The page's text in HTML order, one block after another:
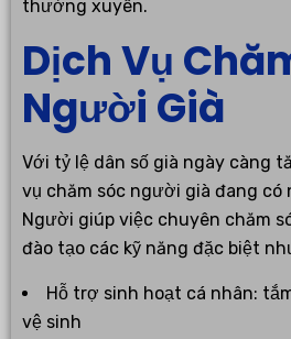
thường xuyên.
Dịch Vụ
Người Già
Với tỷ lệ dân số già ngày càng
vụ chăm sóc người già đang có
Người giúp việc chuyên chăm
đào tạo các kỹ năng đặc biệt
Hỗ trợ sinh hoạt cá nhân:
vệ sinh